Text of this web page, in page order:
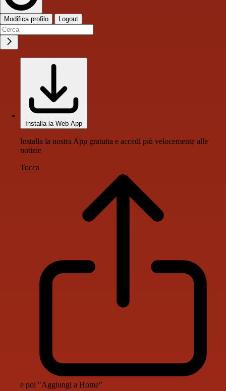
Modifica profilo Logout
Installa la Web App
Installa la nostra App gratuita e accedi più velocemente alle
notizie
Tocca
e poi "Aggiungi a Home"